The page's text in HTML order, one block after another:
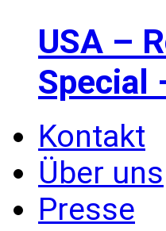
USA –
Special
Kontakt
Über uns
Presse